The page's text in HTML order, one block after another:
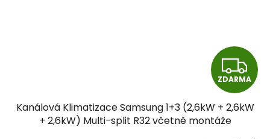
Z
D
A
ZDARMA
Kanálová Klimatizace Samsung 1+3 (2,6kW + 2,6kW
+ 2,6kW) Multi-split R32 včetně montáže